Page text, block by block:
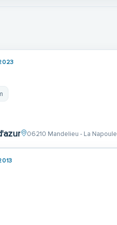
06210 Mandelieu - La Napoule